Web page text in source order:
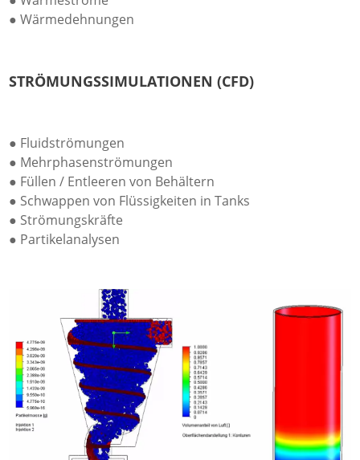
● Wärmedehnungen
STRÖMUNGSSIMULATIONEN (CFD)
● Fluidströmungen
● Mehrphasenströmungen
● Füllen / Entleeren von Behältern
● Schwappen von Flüssigkeiten in Tanks
● Strömungskräfte
● Partikelanalysen